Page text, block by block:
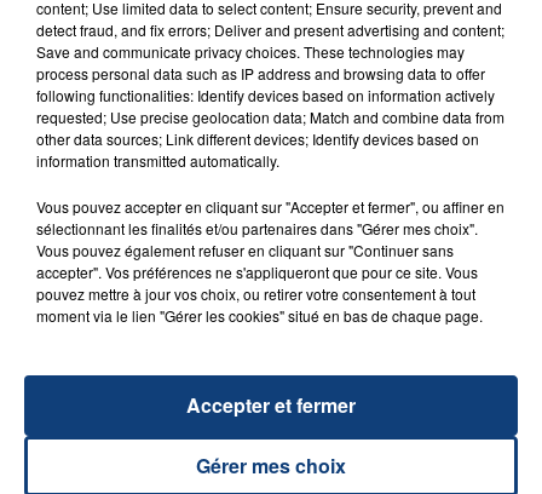
23 juillet 2026
INCENDIE MORTEL À LENS : UNE FEMME ET
SON BÉBÉ ENTRE LA VIE ET LA...
Un homme s'est immolé par le feu après avoir
d'un liquide inflammable.
content; Use limited data to select content; Ensure security, prevent and
detect fraud, and fix errors; Deliver and present advertising and content;
Save and communicate privacy choices. These technologies may
process personal data such as IP address and browsing data to offer
following functionalities: Identify devices based on information actively
requested; Use precise geolocation data; Match and combine data from
other data sources; Link different devices; Identify devices based on
information transmitted automatically.
Vous pouvez accepter en cliquant sur "Accepter et fermer", ou affiner en
sélectionnant les finalités et/ou partenaires dans "Gérer mes choix".
Vous pouvez également refuser en cliquant sur "Continuer sans
accepter". Vos préférences ne s'appliqueront que pour ce site. Vous
pouvez mettre à jour vos choix, ou retirer votre consentement à tout
moment via le lien "Gérer les cookies" situé en bas de chaque page.
Gérer mes choix
Accepter et fermer